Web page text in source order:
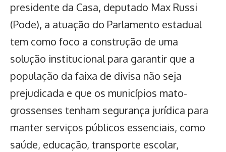
presidente da Casa, deputado Max Russi
(Pode), a atuação do Parlamento estadual
tem como foco a construção de uma
solução institucional para garantir que a
população da faixa de divisa não seja
prejudicada e que os municípios mato-
grossenses tenham segurança jurídica para
manter serviços públicos essenciais, como
saúde, educação, transporte escolar,